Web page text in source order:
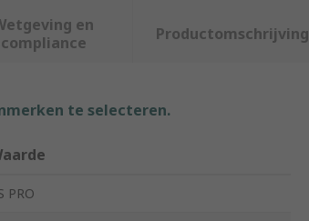
en
compliance
Productomschrijving
te selecteren.
PRO